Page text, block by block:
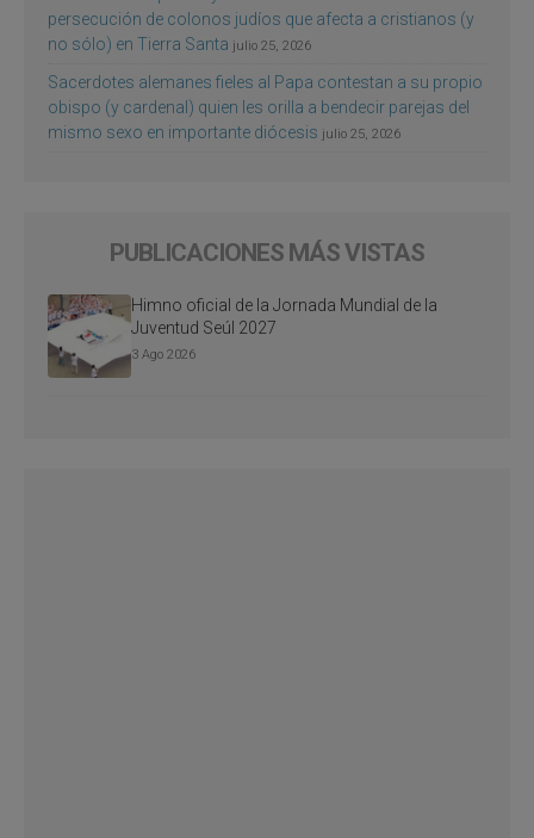
persecución de colonos judíos que afecta a cristianos (y
no sólo) en Tierra Santa julio 25, 2026
Sacerdotes alemanes fieles al Papa contestan a su propio
obispo (y cardenal) quien les orilla a bendecir parejas del
mismo sexo en importante diócesis julio 25, 2026
PUBLICACIONES MÁS VISTAS
Himno oficial de la Jornada Mundial de la
Juventud Seúl 2027
3 Ago 2026